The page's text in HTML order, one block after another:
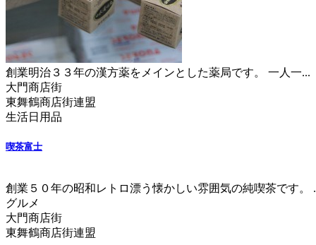
創業明治３３年の漢方薬をメインとした薬局です。 一人一...
大門商店街
東舞鶴商店街連盟
生活日用品
喫茶富士
創業５０年の昭和レトロ漂う懐かしい雰囲気の純喫茶です。
グルメ
大門商店街
東舞鶴商店街連盟